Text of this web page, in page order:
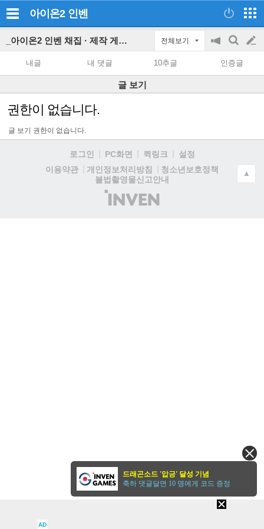
아이온2 인벤
_아이온2 인벤 채집 · 제작 게시판 전체보기
공
on/off
검
색
글
쓰
기
내글 내 댓글 10추글 인증글
글 보기
권한이 없습니다.
글 보기 권한이 없습니다.
로그인 PC화면 퀵링크
설정
이용약관
개인정보처리방침
청소년보호정책
불법촬영물신고안내
(주)
인
▲
AD
드래곤소드 '압긍' 달성 기념
축하 댓글달면 10 명에게 코드 증정